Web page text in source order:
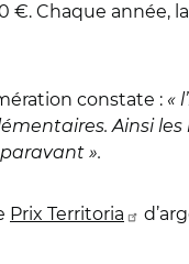
Chaque année,
constate : «
Ainsi
».
Prix Territoria